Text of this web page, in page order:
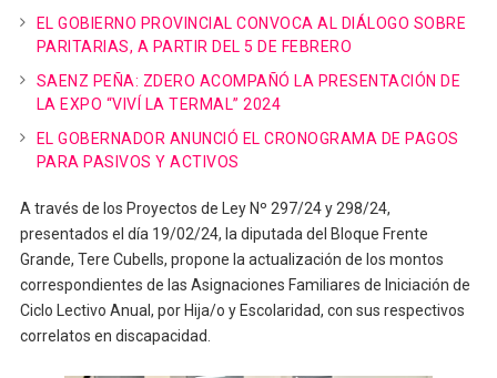
EL GOBIERNO PROVINCIAL CONVOCA AL DIÁLOGO SOBRE
PARITARIAS, A PARTIR DEL 5 DE FEBRERO
SAENZ PEÑA: ZDERO ACOMPAÑÓ LA PRESENTACIÓN DE
LA EXPO “VIVÍ LA TERMAL” 2024
EL GOBERNADOR ANUNCIÓ EL CRONOGRAMA DE PAGOS
PARA PASIVOS Y ACTIVOS
A través de los Proyectos de Ley Nº 297/24 y 298/24,
presentados el día 19/02/24, la diputada del Bloque Frente
Grande, Tere Cubells, propone la actualización de los montos
correspondientes de las Asignaciones Familiares de Iniciación de
Ciclo Lectivo Anual, por Hija/o y Escolaridad, con sus respectivos
correlatos en discapacidad.